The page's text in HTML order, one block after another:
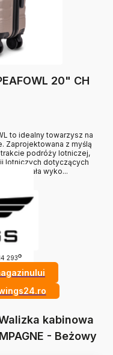
20" CH
to idealny towarzysz na
Zaprojektowana z myślą
podróży lotniczej,
lotniczych dotyczących
została wyko...
293 ?
kabinowa
- Beżowy